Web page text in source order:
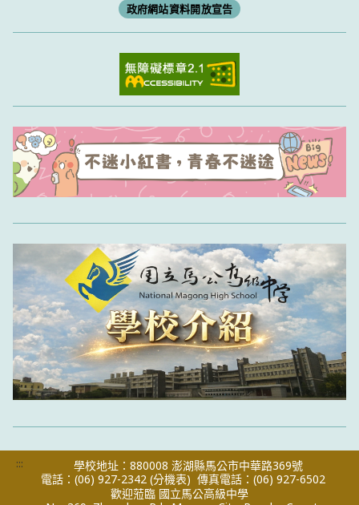
政府網站資料開放宣告
:::
學校地址：880008 澎湖縣馬公市中華路369號
電話：(06) 927-2342 (分機表) 傳真電話：(06) 927-6502
歡迎蒞臨 國立馬公高級中學